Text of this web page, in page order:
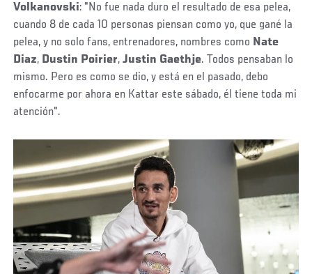
Volkanovski: "No fue nada duro el resultado de esa pelea,
cuando 8 de cada 10 personas piensan como yo, que gané la
pelea, y no solo fans, entrenadores, nombres como Nate
Diaz, Dustin Poirier,Justin Gaethje. Todos pensaban lo
mismo. Pero es como se dio, y está en el pasado, debo
enfocarme por ahora en Kattar este sábado, él tiene toda mi
atención".